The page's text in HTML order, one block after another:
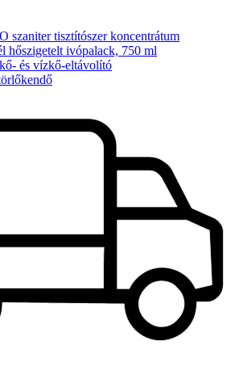
szaniter tisztítószer koncentrátum
hőszigetelt ivópalack, 750 ml
és vízkő-eltávolító